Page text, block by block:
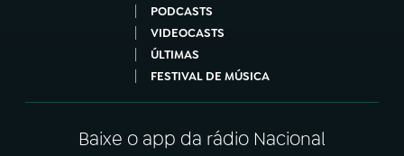
PODCASTS
VIDEOCASTS
ÚLTIMAS
FESTIVAL DE MÚSICA
Baixe o app da rádio Nacional